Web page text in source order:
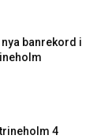
banrekord i
4